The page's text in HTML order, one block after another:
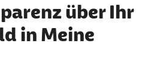
über Ihr
in Meine